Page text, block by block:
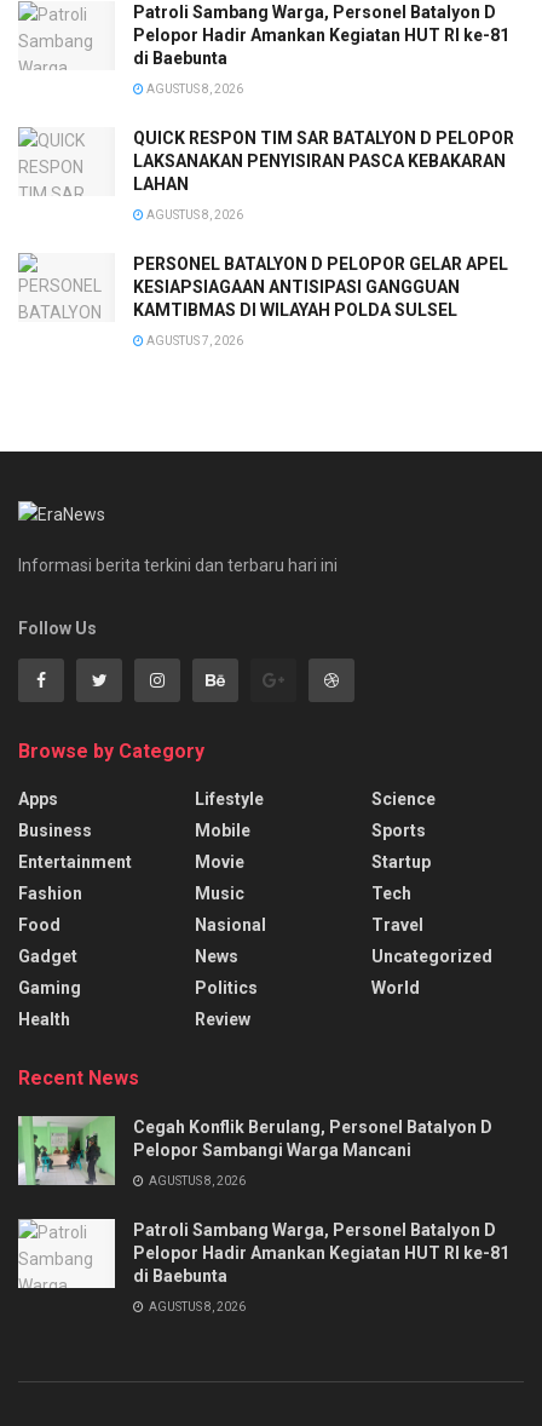
Patroli Sambang Warga, Personel Batalyon D
Pelopor Hadir Amankan Kegiatan HUT RI ke-81
di Baebunta
AGUSTUS 8, 2026
QUICK RESPON TIM SAR BATALYON D PELOPOR
LAKSANAKAN PENYISIRAN PASCA KEBAKARAN
LAHAN
AGUSTUS 8, 2026
PERSONEL BATALYON D PELOPOR GELAR APEL
KESIAPSIAGAAN ANTISIPASI GANGGUAN
KAMTIBMAS DI WILAYAH POLDA SULSEL
AGUSTUS 7, 2026
Informasi berita terkini dan terbaru hari ini
Follow Us
Browse by Category
Apps
Business
Entertainment
Fashion
Food
Gadget
Gaming
Health
Lifestyle
Mobile
Movie
Music
Nasional
News
Politics
Review
Science
Sports
Startup
Tech
Travel
Uncategorized
World
Recent News
Cegah Konflik Berulang, Personel Batalyon D
Pelopor Sambangi Warga Mancani
AGUSTUS 8, 2026
Patroli Sambang Warga, Personel Batalyon D
Pelopor Hadir Amankan Kegiatan HUT RI ke-81
di Baebunta
AGUSTUS 8, 2026